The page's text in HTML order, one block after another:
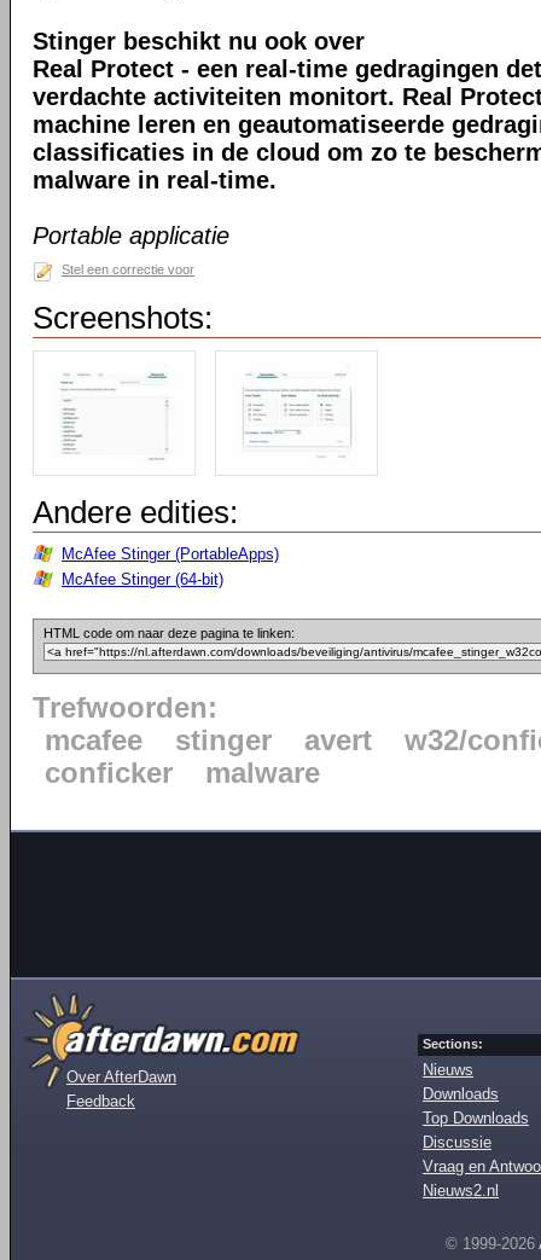
Stinger beschikt nu ook over
Real Protect - een real-time gedragingen
verdachte activiteiten monitort. Real
machine leren en geautomatiseerde
classificaties in de cloud om zo te
malware in real-time.
Portable applicatie
Stel een correctie voor
Screenshots:
Andere edities:
McAfee Stinger (PortableApps)
McAfee Stinger (64-bit)
HTML code om naar deze pagina te linken:
Trefwoorden:
mcafee
stinger avert
w32/
conficker
malware
Over AfterDawn
Feedback
Sections:
Nieuws
Downloads
Top Downloads
Discussie
Vraag en
Nieuws2.nl
© 1999-2026